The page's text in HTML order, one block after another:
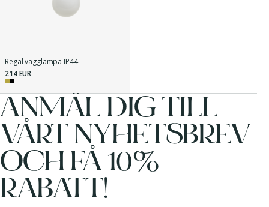
Regal vägglampa IP44
214 EUR
ANMÄL DIG TILL
VÅRT NYHETSBREV
OCH FÅ 10%
RABATT!